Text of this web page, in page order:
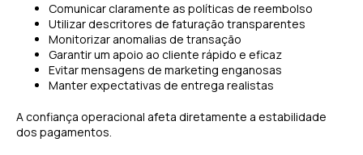
Comunicar claramente as políticas de reembolso
Utilizar descritores de faturação transparentes
Monitorizar anomalias de transação
Garantir um apoio ao cliente rápido e eficaz
Evitar mensagens de marketing enganosas
Manter expectativas de entrega realistas
A confiança operacional afeta diretamente a estabilidade
dos pagamentos.